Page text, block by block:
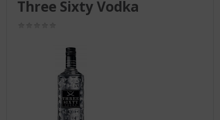
Three Sixty Vodka